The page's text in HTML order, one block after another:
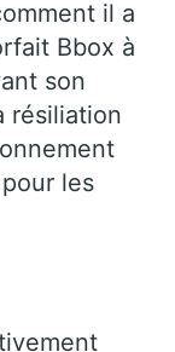
il a
Bbox à
son
résiliation
les